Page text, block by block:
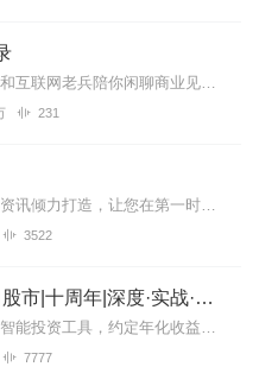
商业不枯燥财经媒体人和互联网老兵陪你闲聊商业见闻。来杯半拿铁，边喝边唠。
231
陆家嘴财经早餐由万得资讯倾力打造，让您在第一时间了解最全最新的财经资讯，上班族早上醒脑充电必备！（搜索微信公众号：Wind资讯或windzxsh，每天早晨推...
3522
每日大盘预判|今日股市|十周年|深度·实战·干货
兴业证券超优惠佣⾦，智能投资⼯具，约定年化收益率最⾼8.xx%多的新客理财。1v1专⼈服务。点击链接开户>>讲师介绍华飞多维度看盘体系创始人股市实战派讲师...
7777